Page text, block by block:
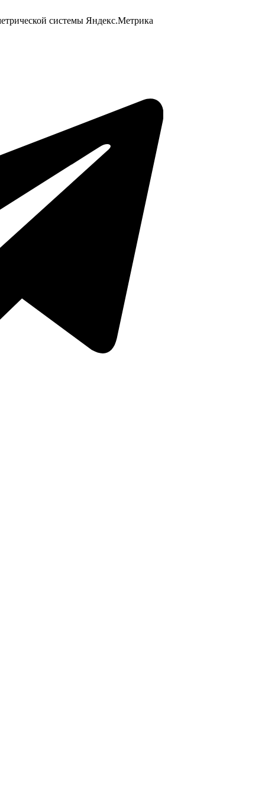
системы Яндекс.Метрика